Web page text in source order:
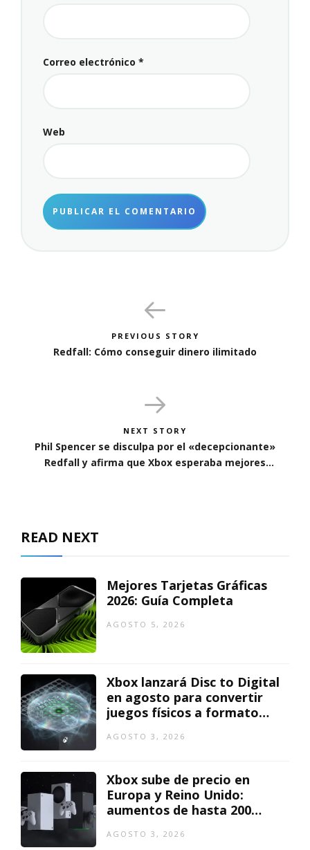
Correo electrónico *
Web
PREVIOUS STORY
Redfall: Cómo conseguir dinero ilimitado
NEXT STORY
Phil Spencer se disculpa por el «decepcionante»
Redfall y afirma que Xbox esperaba mejores
READ NEXT
Mejores Tarjetas Gráficas
2026: Guía Completa
AGOSTO 5, 2026
Xbox lanzará Disc to Digital
en agosto para convertir
juegos físicos a formato
AGOSTO 3, 2026
Xbox sube de precio en
Europa y Reino Unido:
aumentos de hasta 200
AGOSTO 3, 2026